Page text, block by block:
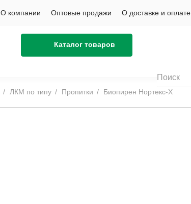
Каталог товаров
О компании Оптовые продажи О доставке и оплате
ЛКМ по типу Пропитки Биопирен Нортекс-Х